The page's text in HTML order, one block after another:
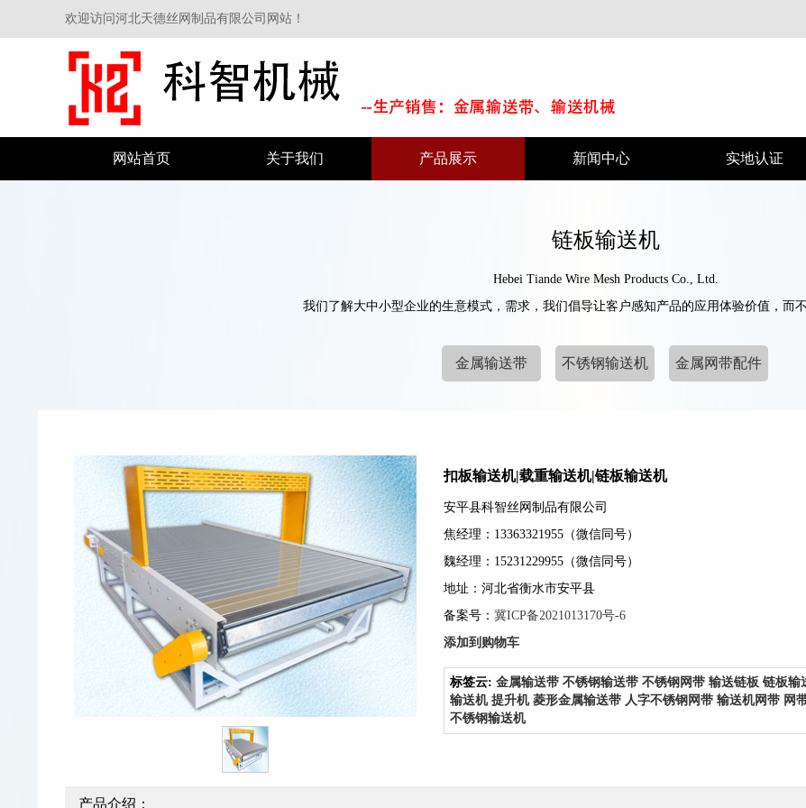
欢迎访问河北天德丝网制品有限公司网站！
网站首页 关于我们 产品展示 新闻中心 实地认证
链板输送机
Hebei Tiande Wire Mesh Products Co., Ltd.
我们了解大中小型企业的生意模式，需求，我们倡导让客户感知产品的应用体验价值，而
金属输送带 不锈钢输送机 金属网带配件
扣板输送机|载重输送机|链板输送机
安平县科智丝网制品有限公司
焦经理：13363321955（微信同号）
魏经理：15231229955（微信同号）
地址：河北省衡水市安平县
备案号： 冀ICP备2021013170号-6
添加到购物车
标签云: 金属输送带 不锈钢输送带 不锈钢网带 输送链板 链板输
输送机 提升机 菱形金属输送带 人字不锈钢网带 输送机网带 网
不锈钢输送机
产品介绍：